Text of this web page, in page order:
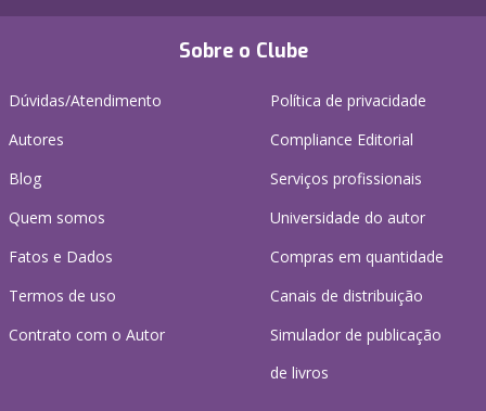
Sobre o Clube
Dúvidas/Atendimento
Autores
Blog
Quem somos
Fatos e Dados
Termos de uso
Contrato com o Autor
Política de privacidade
Compliance Editorial
Serviços profissionais
Universidade do autor
Compras em quantidade
Canais de distribuição
Simulador de publicação
de livros